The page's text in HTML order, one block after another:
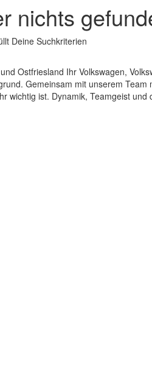
nichts
Deine Suchkriterien
Ostfriesland Ihr Volkswagen,
Gemeinsam mit unserem
wichtig ist. Dynamik, Teamgeist